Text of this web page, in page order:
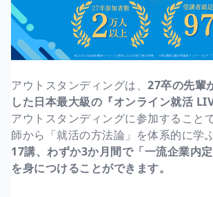
アウトスタンディングは、 27卒の先輩
した日本最大級の『オンライン就活
アウトスタンディングに参加すること
師から「就活の方法論」を体系的に学
17講、わずか3か月間で「一流企業内定
を身につけることができます。